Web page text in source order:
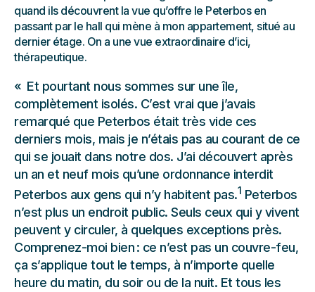
quand ils découvrent la vue qu’offre le Peterbos en
passant par le hall qui mène à mon appartement, situé au
dernier étage. On a une vue extraordinaire d’ici,
thérapeutique.
Et pourtant nous sommes sur une île,
complètement isolés. C’est vrai que j’avais
remarqué que Peterbos était très vide ces
derniers mois, mais je n’étais pas au courant de ce
qui se jouait dans notre dos. J’ai découvert après
un an et neuf mois qu’une ordonnance interdit
Peterbos aux gens qui n’y habitent pas.1 Peterbos
n’est plus un endroit public. Seuls ceux qui y vivent
peuvent y circuler, à quelques exceptions près.
Comprenez-moi bien : ce n’est pas un couvre-feu,
ça s’applique tout le temps, à n’importe quelle
heure du matin, du soir ou de la nuit. Et tous les